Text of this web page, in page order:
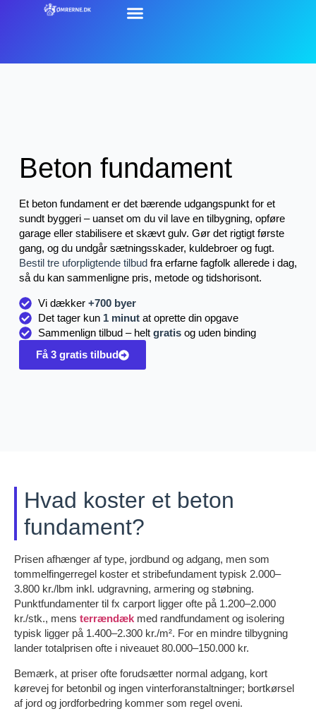
Beton fundament
Et beton fundament er det bærende udgangspunkt for et
sundt byggeri – uanset om du vil lave en tilbygning, opføre
garage eller stabilisere et skævt gulv. Gør det rigtigt første
gang, og du undgår sætningsskader, kuldebroer og fugt.
Bestil tre uforpligtende tilbudfra erfarne fagfolk allerede i dag,
så du kan sammenligne pris, metode og tidshorisont.
Vi dækker+700 byer
Det tager kun 1 minut at oprette din opgave
Sammenlign tilbud – heltgratis og uden binding
Få 3 gratis tilbud
Hvad koster et beton
fundament?
Prisen afhænger af type, jordbund og adgang, men som
tommelfingerregel koster et stribefundament typisk 2.000–
3.800 kr./lbm inkl. udgravning, armering og støbning.
Punktfundamenter til fx carport ligger ofte på 1.200–2.000
kr./stk., mens terrændæk med randfundament og isolering
typisk ligger på 1.400–2.300 kr./m². For en mindre tilbygning
lander totalprisen ofte i niveauet 80.000–150.000 kr.
Bemærk, at priser ofte forudsætter normal adgang, kort
kørevej for betonbil og ingen vinterforanstaltninger; bortkørsel
af jord og jordforbedring kommer som regel oveni.